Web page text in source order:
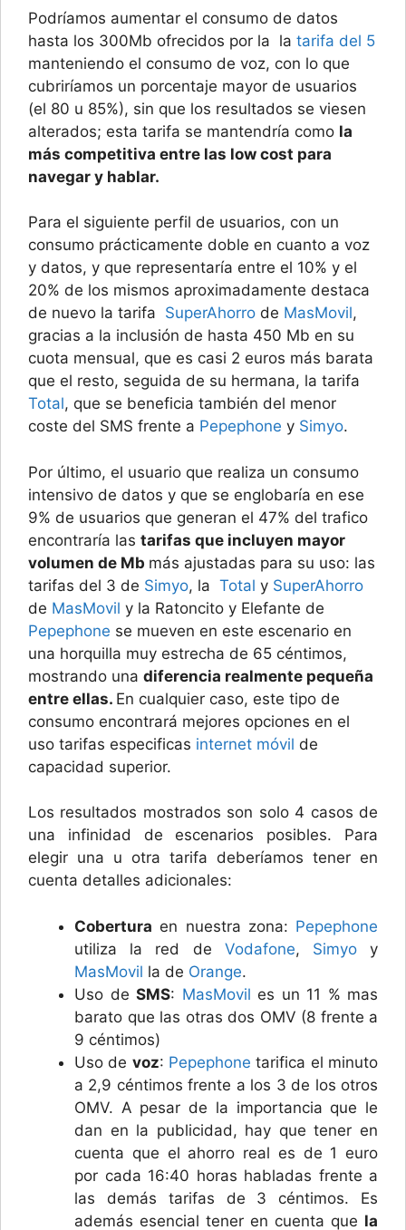
Podríamos aumentar el consumo de datos
hasta los 300Mb ofrecidos por la la tarifa del 5
manteniendo el consumo de voz, con lo que
cubriríamos un porcentaje mayor de usuarios
(el 80 u 85%), sin que los resultados se viesen
alterados; esta tarifa se mantendría como la
más competitiva entre las low cost para
navegar y hablar.
Para el siguiente perfil de usuarios, con un
consumo prácticamente doble en cuanto a voz
y datos, y que representaría entre el 10% y el
20% de los mismos aproximadamente destaca
de nuevo la tarifa SuperAhorro de MasMovil,
gracias a la inclusión de hasta 450 Mb en su
cuota mensual, que es casi 2 euros más barata
que el resto, seguida de su hermana, la tarifa
Total, que se beneficia también del menor
coste del SMS frente a Pepephone y Simyo.
Por último, el usuario que realiza un consumo
intensivo de datos y que se englobaría en ese
9% de usuarios que generan el 47% del trafico
encontraría las tarifas que incluyen mayor
volumen de Mb más ajustadas para su uso: las
tarifas del 3 de Simyo, la Total y SuperAhorro
de MasMovil y la Ratoncito y Elefante de
Pepephone se mueven en este escenario en
una horquilla muy estrecha de 65 céntimos,
mostrando una diferencia realmente pequeña
entre ellas. En cualquier caso, este tipo de
consumo encontrará mejores opciones en el
uso tarifas especificas internet móvil de
capacidad superior.
Los resultados mostrados son solo 4 casos de
una infinidad de escenarios posibles. Para
elegir una u otra tarifa deberíamos tener en
cuenta detalles adicionales:
Cobertura en nuestra zona: Pepephone
utiliza la red de Vodafone, Simyoy
MasMovil la de Orange.
Uso de SMS: MasMovil es un 11 % mas
barato que las otras dos OMV (8 frente a
9 céntimos)
Uso de voz: Pepephone tarifica el minuto
a 2,9 céntimos frente a los 3 de los otros
OMV. A pesar de la importancia que le
dan en la publicidad, hay que tener en
cuenta que el ahorro real es de 1 euro
por cada 16:40 horas habladas frente a
las demás tarifas de 3 céntimos. Es
además esencial tener en cuenta que la